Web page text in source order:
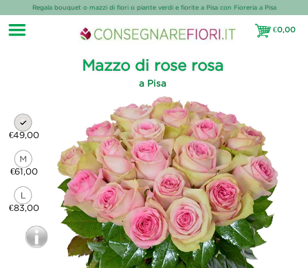
Regala bouquet o mazzi di fiori o piante verdi e fiorite a Pisa con Fioreria a Pisa
€0,00
€0,00
Mazzo di rose rosa
a Pisa
€49,00
€61,00
€83,00